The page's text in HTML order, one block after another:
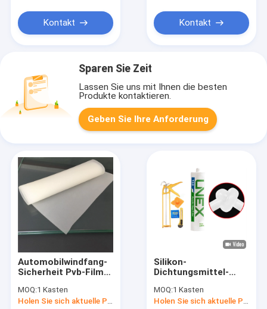
Kontakt Kontakt
Sparen Sie Zeit
Lassen Sie uns mit Ihnen die besten
Produkte kontaktieren.
Geben Sie Ihre Anforderung
Automobilwindfang-
Sicherheit Pvb-Film
MOQ:1 Kasten
Holen Sie sich aktuelle Preis
Silikon-
Dichtungsmittel-
Unex 153
wasserbasierter
MOQ:1 Kasten
Holen Sie sich aktuelle Preis